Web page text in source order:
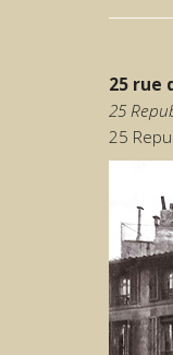
25 rue
25
25